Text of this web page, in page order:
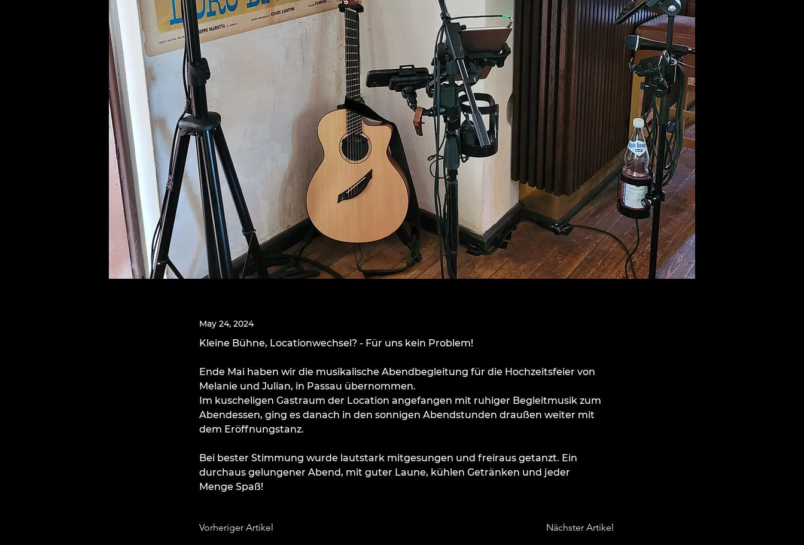
May 24, 2024
Kleine Bühne, Locationwechsel? - Für uns kein Problem!
Ende Mai haben wir die musikalische Abendbegleitung für die Hochzeitsfeier von
Melanie und Julian, in Passau übernommen.
Im kuscheligen Gastraum der Location angefangen mit ruhiger Begleitmusik zum
Abendessen, ging es danach in den sonnigen Abendstunden draußen weiter mit
dem Eröffnungstanz.
Bei bester Stimmung wurde lautstark mitgesungen und freiraus getanzt. Ein
durchaus gelungener Abend, mit guter Laune, kühlen Getränken und jeder
Menge Spaß!
Vorheriger Artikel Nächster Artikel